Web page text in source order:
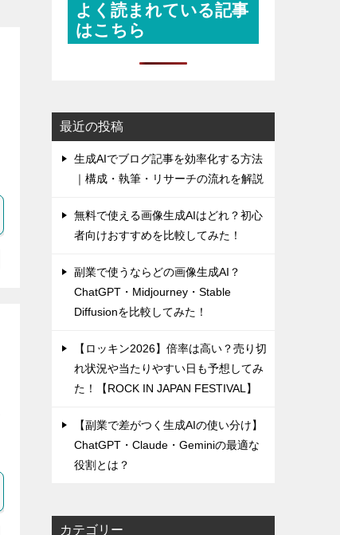
よく読まれている記事
はこちら
最近の投稿
生成AIでブログ記事を効率化する方法
｜構成・執筆・リサーチの流れを解説
無料で使える画像生成AIはどれ？初心
者向けおすすめを比較してみた！
副業で使うならどの画像生成AI？
ChatGPT・Midjourney・Stable
Diffusionを比較してみた！
【ロッキン2026】倍率は高い？売り切
れ状況や当たりやすい日も予想してみ
た！【ROCK IN JAPAN FESTIVAL】
【副業で差がつく生成AIの使い分け】
ChatGPT・Claude・Geminiの最適な
役割とは？
カテゴリー